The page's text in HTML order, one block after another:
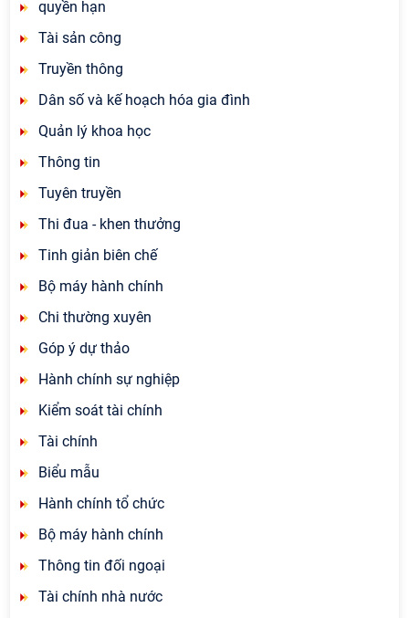
quyền hạn
Tài sản công
Truyền thông
Dân số và kế hoạch hóa gia đình
Quản lý khoa học
Thông tin
Tuyên truyền
Thi đua - khen thưởng
Tinh giản biên chế
Bộ máy hành chính
Chi thường xuyên
Góp ý dự thảo
Hành chính sự nghiệp
Kiểm soát tài chính
Tài chính
Biểu mẫu
Hành chính tổ chức
Bộ máy hành chính
Thông tin đối ngoại
Tài chính nhà nước